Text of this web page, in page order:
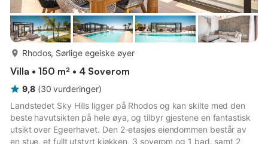
Rhodos, Sørlige egeiske øyer
Villa • 150 m² • 4 Soverom
9,8 (30 vurderinger)
Landstedet Sky Hills ligger på Rhodos og kan skilte med den
beste havutsikten på hele øya, og tilbyr gjestene en fantastisk
utsikt over Egeerhavet. Den 2-etasjes eiendommen består av
en stue, et fullt utstyrt kjøkken, 3 soverom og 1 bad, samt 2